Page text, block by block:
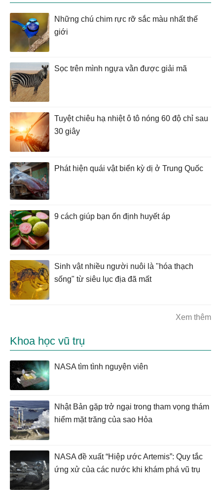
Những chú chim rực rỡ sắc màu nhất thế
giới
Sọc trên mình ngựa vằn được giải mã
Tuyệt chiêu hạ nhiệt ô tô nóng 60 độ chỉ sau
30 giây
Phát hiện quái vật biển kỳ dị ở Trung Quốc
9 cách giúp bạn ổn định huyết áp
Sinh vật nhiều người nuôi là "hóa thạch
sống" từ siêu lục địa đã mất
Xem thêm
Khoa học vũ trụ
NASA tìm tình nguyện viên
Nhật Bản gặp trở ngại trong tham vọng thám
hiểm mặt trăng của sao Hỏa
NASA đề xuất “Hiệp ước Artemis”: Quy tắc
ứng xử của các nước khi khám phá vũ trụ